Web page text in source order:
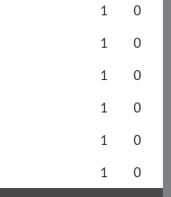
1
0
1
0
1
0
1
0
1
0
1 0